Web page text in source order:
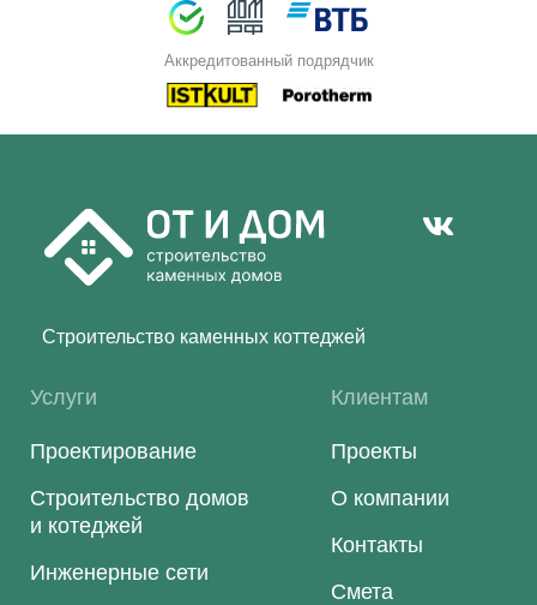
Аккредитованный подрядчик
Строительство каменных коттеджей
Услуги
Проектирование
Строительство домов
и котеджей
Инженерные сети
Клиентам
Проекты
О компании
Контакты
Смета